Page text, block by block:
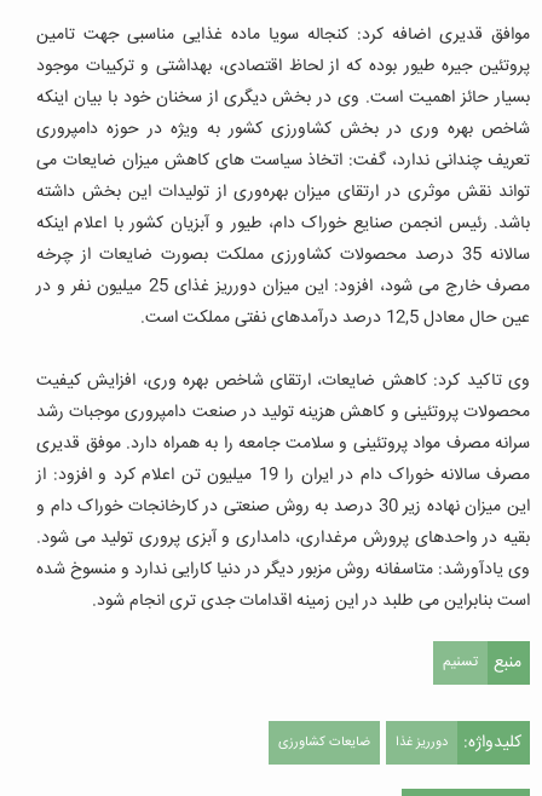
موافق قدیری اضافه کرد: کنجاله سویا ماده غذایی مناسبی جهت تامین
پروتئین جیره طیور بوده که از لحاظ اقتصادی، بهداشتی و ترکیبات موجود
بسیار حائز اهمیت است. وی در بخش دیگری از سخنان خود با بیان اینکه
شاخص بهره وری در بخش کشاورزی کشور به ویژه در حوزه دامپروری
تعریف چندانی ندارد، گفت: اتخاذ سیاست های کاهش میزان ضایعات می
تواند نقش موثری در ارتقای میزان بهره‌وری از تولیدات این بخش داشته
باشد. رئیس انجمن صنایع خوراک دام، طیور و آبزیان کشور با اعلام اینکه
سالانه 35 درصد محصولات کشاورزی مملکت بصورت ضایعات از چرخه
مصرف خارج می شود، افزود: این میزان دورریز غذای 25 میلیون نفر و در
عین حال معادل 12,5 درصد درآمدهای نفتی مملکت است.
وی تاکید کرد: کاهش ضایعات، ارتقای شاخص بهره وری، افزایش کیفیت
محصولات پروتئینی و کاهش هزینه تولید در صنعت دامپروری موجبات رشد
سرانه مصرف مواد پروتئینی و سلامت جامعه را به همراه دارد. موفق قدیری
مصرف سالانه خوراک دام در ایران را 19 میلیون تن اعلام کرد و افزود: از
این میزان نهاده زیر 30 درصد به روش صنعتی در کارخانجات خوراک دام و
بقیه در واحدهای پرورش مرغداری، دامداری و آبزی پروری تولید می شود.
وی یادآورشد: متاسفانه روش مزبور دیگر در دنیا کارایی ندارد و منسوخ شده
است بنابراین می طلبد در این زمینه اقدامات جدی تری انجام شود.
منبع تسنیم
کلیدواژه: دورریز غذا ضایعات کشاورزی